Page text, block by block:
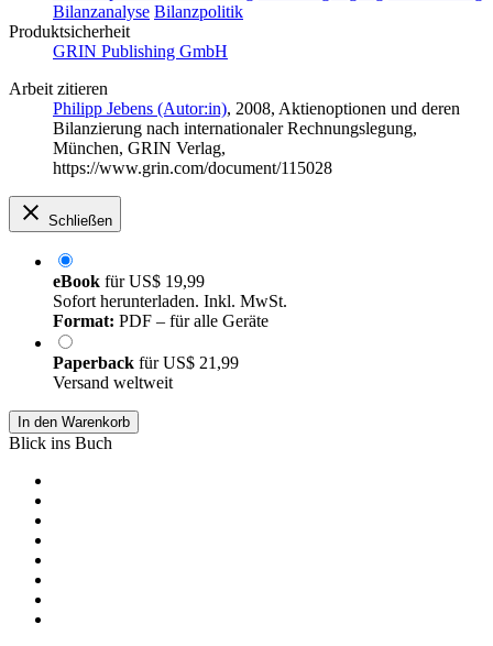
Bilanzanalyse Bilanzpolitik
Produktsicherheit
GRIN Publishing GmbH
Arbeit zitieren
Philipp Jebens (Autor:in), 2008, Aktienoptionen und deren
Bilanzierung nach internationaler Rechnungslegung,
München, GRIN Verlag,
https://www.grin.com/document/115028
Schließen
eBook fürUS$ 19,99
Sofort herunterladen. Inkl. MwSt.
Format: PDF – für alle Geräte
Paperback fürUS$ 21,99
Versand weltweit
In den Warenkorb
Blick ins Buch